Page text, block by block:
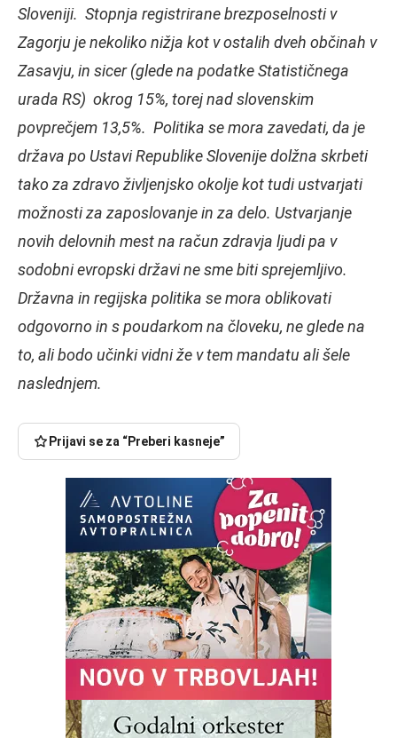
Sloveniji. Stopnja registrirane brezposelnosti v
Zagorju je nekoliko nižja kot v ostalih dveh občinah v
Zasavju, in sicer (glede na podatke Statističnega
urada RS) okrog 15%, torej nad slovenskim
povprečjem 13,5%. Politika se mora zavedati, da je
država po Ustavi Republike Slovenije dolžna skrbeti
tako za zdravo življenjsko okolje kot tudi ustvarjati
možnosti za zaposlovanje in za delo. Ustvarjanje
novih delovnih mest na račun zdravja ljudi pa v
sodobni evropski državi ne sme biti sprejemljivo.
Državna in regijska politika se mora oblikovati
odgovorno in s poudarkom na človeku, ne glede na
to, ali bodo učinki vidni že v tem mandatu ali šele
naslednjem.
Prijavi se za “Preberi kasneje”